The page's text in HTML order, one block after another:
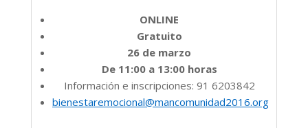
ONLINE
Gratuito
26 de marzo
De 11:00 a 13:00 horas
Información e inscripciones: 91 6203842
bienestaremocional@mancomunidad2016.org